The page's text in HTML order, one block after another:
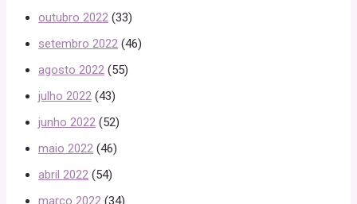
outubro 2022 (33)
setembro 2022 (46)
agosto 2022 (55)
julho 2022 (43)
junho 2022 (52)
maio 2022 (46)
abril 2022 (54)
março 2022 (34)